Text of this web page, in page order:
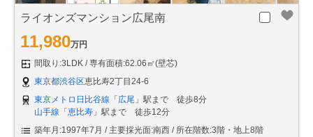
ライオンズマンション広尾南
11,980万円
間取り:3LDK
専有面積:62.06㎡(壁芯)
東京都渋谷区恵比寿2丁目24-6
東京メトロ日比谷線 「 広尾 」駅まで 徒歩8分
山手線 「 恵比寿 」駅まで 徒歩12分
築年月:1997年7月
主要採光面:南西 所在階数:3階・地上8階